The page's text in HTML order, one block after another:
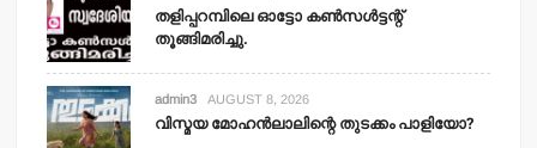
തളിപ്പറമ്പിലെ ഓട്ടോ കണ്‍സള്‍ട്ടന്റ്
തൂങ്ങിമരിച്ചു.
admin3 AUGUST 8, 2026
വിസ്മയ മോഹന്‍ലാലിന്റെ തുടക്കം പാളിയോ?